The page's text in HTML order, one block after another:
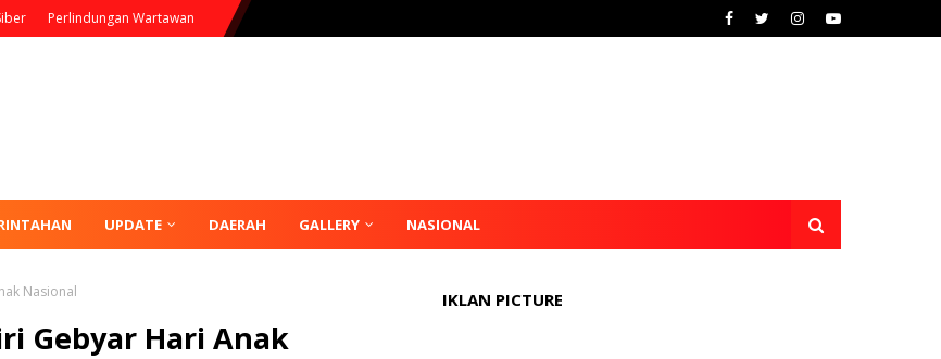
Perlindungan Wartawan
UPDATE DAERAH GALLERY NASIONAL
Nasional
Gebyar Hari Anak
IKLAN PICTURE